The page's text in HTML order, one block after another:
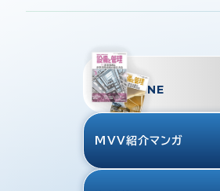
TMES
MAGAZINE
MVV紹介マンガ